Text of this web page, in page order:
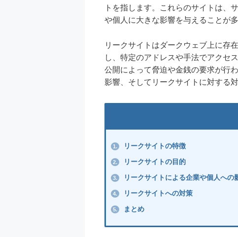
トを指します。これらのサイトは、
や個人に大きな影響を与えることが多
リークサイトはダークウェブ上に存
し、特定のアドレスや手法でアクセ
公開によって脅迫や金銭の要求が行
影響、そしてリークサイトに対する
1. リークサイトの特徴
2. リークサイトの目的
3. リークサイトによる企業や個人への
4. リークサイトへの対策
5. まとめ